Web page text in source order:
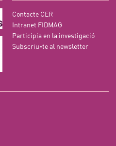
Contacte CER
Intranet FIDMAG
Participia en la investigació
Subscriu-te al newsletter